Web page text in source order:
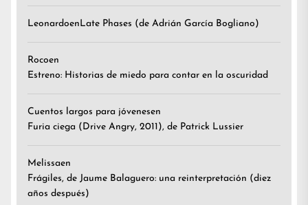
Leonardoen Late Phases (de Adrián García Bogliano)
Rocoen
Estreno: Historias de miedo para contar en la oscuridad
Cuentos largos para jóvenesen
Furia ciega (Drive Angry, 2011), de Patrick Lussier
Melissaen
Frágiles, de Jaume Balaguero: una reinterpretación (diez
años después)